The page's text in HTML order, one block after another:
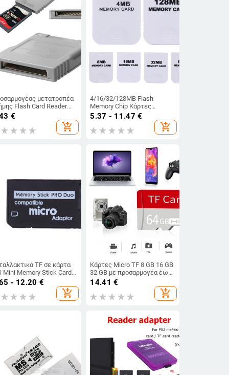
μετατροπέα
Flash Card Reader
κονσόλα Nintendo για
NGC SD
€
add_shopping_cart
4/16/32/128MB Flash
Memory Chip Κάρτες
αποθήκευσης μνήμης
υψηλής ταχύτητας
Πρακτικές για Nintendo Wii
Gamecube GC NGC Game
5.37 - 11.47 €
add_shopping_cart
TF σε κάρτα
Mini Memory Stick Card
Ανταλλακτικά
Mini Memory
Card για Pro Duo
- 12.20 €
add_shopping_cart
Κάρτες Micro TF 8 GB 16 GB
32 GB με προσαρμογέα έως
και 100 MB/s Κάρτα μνήμης
υψηλής ταχύτητας για
Smartphone/Ηχείο
Bluetooth/Tablet/PC/Κάμερα
14.41 €
add_shopping_cart